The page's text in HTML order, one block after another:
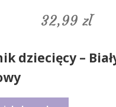
32,99 zł
dziecięcy –